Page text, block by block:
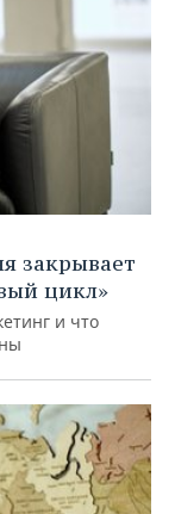
закрывает
цикл»
и что